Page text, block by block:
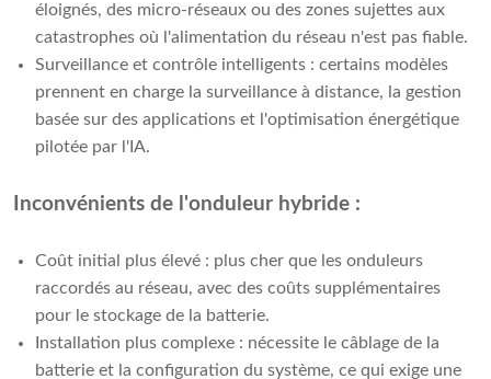
éloignés, des micro-réseaux ou des zones sujettes aux
catastrophes où l'alimentation du réseau n'est pas fiable.
Surveillance et contrôle intelligents : certains modèles
prennent en charge la surveillance à distance, la gestion
basée sur des applications et l'optimisation énergétique
pilotée par l'IA.
Inconvénients de l'onduleur hybride :
Coût initial plus élevé : plus cher que les onduleurs
raccordés au réseau, avec des coûts supplémentaires
pour le stockage de la batterie.
Installation plus complexe : nécessite le câblage de la
batterie et la configuration du système, ce qui exige une